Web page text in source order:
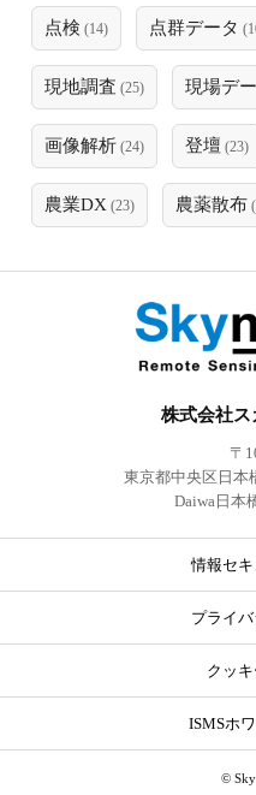
点検 (14) 点群データ
現地調査 (25) 現場デ
画像解析 (24) 登壇 (23)
農業DX (23) 農薬散布
株式会社ス
〒
東京都中央区日本
Daiwa日本
情報セ
プライ
クッ
ISMSホ
©